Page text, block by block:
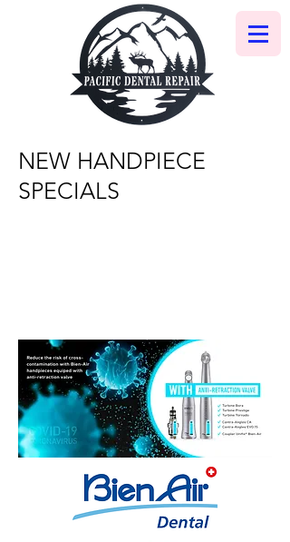
NEW HANDPIECE
SPECIALS